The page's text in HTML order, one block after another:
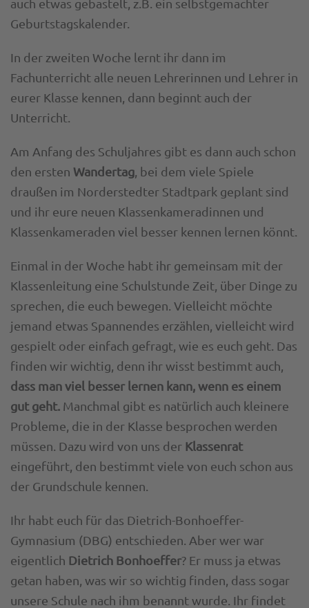
auch etwas gebastelt, z.B. ein selbstgemachter
Geburtstagskalender.
In der zweiten Woche lernt ihr dann im
Fachunterricht alle neuen Lehrerinnen und Lehrer in
eurer Klasse kennen, dann beginnt auch der
Unterricht.
Am Anfang des Schuljahres gibt es dann auch schon
den ersten Wandertag , bei dem viele Spiele
draußen im Norderstedter Stadtpark geplant sind
und ihr eure neuen Klassenkameradinnen und
Klassenkameraden viel besser kennen lernen könnt.
Einmal in der Woche habt ihr gemeinsam mit der
Klassenleitung eine Schulstunde Zeit, über Dinge zu
sprechen, die euch bewegen. Vielleicht möchte
jemand etwas Spannendes erzählen, vielleicht wird
gespielt oder einfach gefragt, wie es euch geht. Das
finden wir wichtig, denn ihr wisst bestimmt auch,
dass man viel besser lernen kann, wenn es einem
gut geht. Manchmal gibt es natürlich auch kleinere
Probleme, die in der Klasse besprochen werden
müssen. Dazu wird von uns der Klassenrat
eingeführt, den bestimmt viele von euch schon aus
der Grundschule kennen.
Ihr habt euch für das Dietrich-Bonhoeffer-
Gymnasium (DBG) entschieden. Aber wer war
eigentlich Dietrich Bonhoeffer? Er muss ja etwas
getan haben, was wir so wichtig finden, dass sogar
unsere Schule nach ihm benannt wurde. Ihr findet